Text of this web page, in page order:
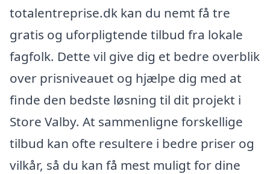
totalentreprise.dk kan du nemt få tre
gratis og uforpligtende tilbud fra lokale
fagfolk. Dette vil give dig et bedre overblik
over prisniveauet og hjælpe dig med at
finde den bedste løsning til dit projekt i
Store Valby. At sammenligne forskellige
tilbud kan ofte resultere i bedre priser og
vilkår, så du kan få mest muligt for dine